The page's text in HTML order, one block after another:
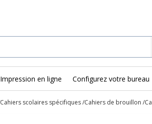
Impression en ligne Configurez votre bureau
Cahiers scolaires spécifiques Cahiers de brouillon